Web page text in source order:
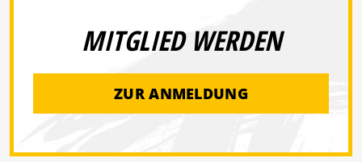
MITGLIED WERDEN
ZUR ANMELDUNG